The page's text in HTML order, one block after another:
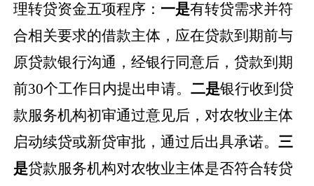
理转贷资金五项程序： 一是有转贷需求并符
合相关要求的借款主体 ，应在贷款到期前与
原贷款银行沟通，经银行同意后，贷款到期
前30个工作日内提出申请。二是银行收到贷
款服务机构初审通过意见后，对农牧业主体
启动续贷或新贷审批，通过后出具承诺。三
是贷款服务机构对农牧业主体是否符合转贷